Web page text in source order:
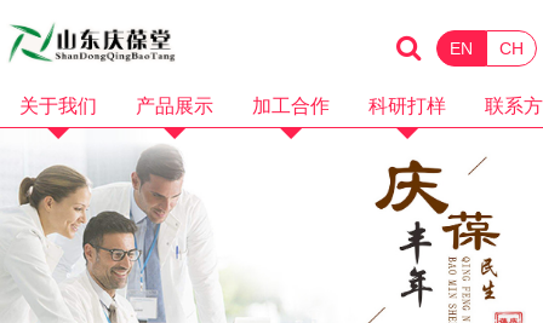
CH
EN
关于我们
企业资质
品牌故事
产品视频
产品展示
化妆品
保健食品
加工合作
膏霜加工
科研打样
微商电商
OEM加工
科研打样
联系